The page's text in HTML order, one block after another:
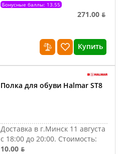
Бонусные баллы: 13.55
271.00 ƃ
Купить
Полка для обуви Halmar ST8
Доставка в г.Минск 11 августа
с 18:00 до 20:00. Стоимость:
10.00 ƃ